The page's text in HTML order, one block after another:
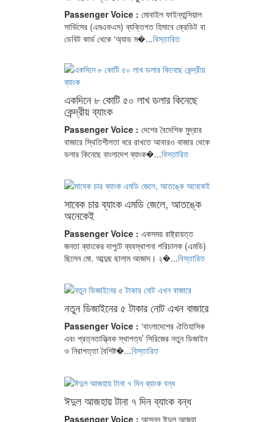
Passenger Voice : মোবাইল ফাইন্যান্সিয়াল
সার্ভিসের (এমএফএস) ব্যক্তিগত হিসাবে ক্রেডিট বা
ডেবিট কার্ড থেকে ‘অ্যাড ম�...বিস্তারিত
একদিনে ৮ কোটি ৫০ লাখ ডলার কিনেছে
কেন্দ্রীয় ব্যাংক
Passenger Voice : দেশের বৈদেশিক মুদ্রার
বাজারে স্থিতিশীলতা ধরে রাখতে আবারও বাজার থেকে
ডলার কিনেছে বাংলাদেশ ব্যাংক�...বিস্তারিত
সাবেক চার ব্যাংক এমডি জেলে, আতঙ্কে
অনেকেই
Passenger Voice : একসময় রাষ্ট্রায়ত্ত
জনতা ব্যাংকের দাপুটে ব্যবস্থাপনা পরিচালক (এমডি)
ছিলেন মো. আব্দুছ ছালাম আজাদ। ২�...বিস্তারিত
নতুন ডিজাইনের ৫ টাকার নোট এখন বাজারে
Passenger Voice : ‘বাংলাদেশের ঐতিহাসিক
এবং প্রত্নতাত্ত্বিক স্থাপত্য’ সিরিজের নতুন ডিজাইন
ও নিরাপত্তা বৈশিষ্ট�...বিস্তারিত
ঈদুল আজহায় টানা ৭ দিন ব্যাংক বন্ধ
Passenger Voice : আসন্ন ঈদুল আজহা